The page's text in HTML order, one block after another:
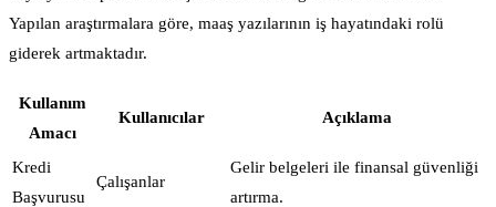
Yapılan araştırmalara göre, maaş yazılarının iş hayatındaki rolü
giderek artmaktadır.
Kullanım
Amacı
Kullanıcılar Açıklama
Kredi
Başvurusu
Çalışanlar
Gelir belgeleri ile finansal güvenliği
artırma.